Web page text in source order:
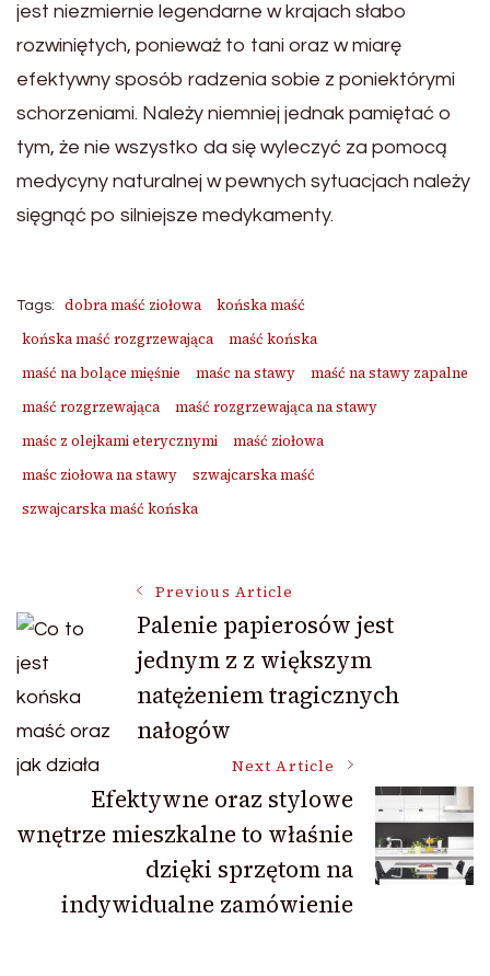
jest niezmiernie legendarne w krajach słabo
rozwiniętych, ponieważ to tani oraz w miarę
efektywny sposób radzenia sobie z poniektórymi
schorzeniami. Należy niemniej jednak pamiętać o
tym, że nie wszystko da się wyleczyć za pomocą
medycyny naturalnej w pewnych sytuacjach należy
sięgnąć po silniejsze medykamenty.
Tags: dobra maść ziołowa
końska maść
końska maść rozgrzewająca
maść końska
maść na bolące mięśnie
maśc na stawy
maść na stawy zapalne
maść rozgrzewająca
maść rozgrzewająca na stawy
maśc z olejkami eterycznymi
maść ziołowa
maśc ziołowa na stawy
szwajcarska maść
szwajcarska maść końska
Post
Navigation
Previous Article
Palenie papierosów jest
jednym z z większym
natężeniem tragicznych
nałogów
Next Article
Efektywne oraz stylowe
wnętrze mieszkalne to właśnie
dzięki sprzętom na
indywidualne zamówienie